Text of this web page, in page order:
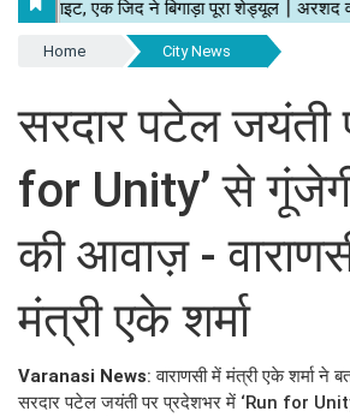
Home City News
सरदार पटेल जयंती
for Unity’ से
की आवाज़ -
मंत्री एके शर्मा
Varanasi News: वाराणसी में मंत्री एके शर्मा ने
सरदार पटेल जयंती पर प्रदेशभर में ‘Run for